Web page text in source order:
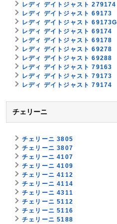
レディ デイトジャスト 279174
レディ デイトジャスト 69173
レディ デイトジャスト 69173G
レディ デイトジャスト 69174
レディ デイトジャスト 69178
レディ デイトジャスト 69278
レディ デイトジャスト 69288
レディ デイトジャスト 79163
レディ デイトジャスト 79173
レディ デイトジャスト 79174
チェリーニ
チェリーニ 3805
チェリーニ 3807
チェリーニ 4107
チェリーニ 4109
チェリーニ 4112
チェリーニ 4114
チェリーニ 4311
チェリーニ 5112
チェリーニ 5116
チェリーニ 5188